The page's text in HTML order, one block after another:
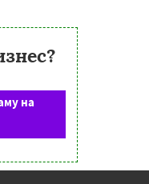
на